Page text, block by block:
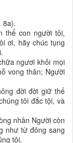
8a).
thể con người tôi,
ơi, hãy chúc tụng
ngươi khỏi mọi
vong thân; Người
đời đời giữ thế
tôi đắc tội, và
nhân Người còn
như từ đông sang
tôi.